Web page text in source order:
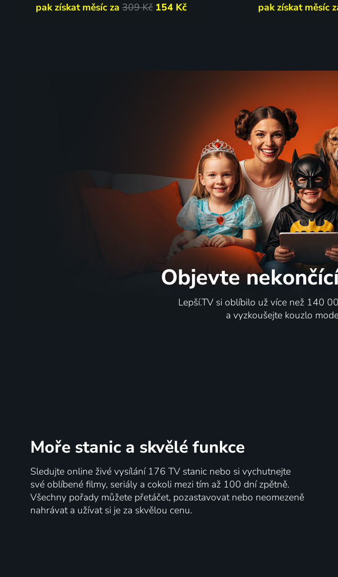
pak získat měsíc za309 Kč 154 Kč
pak získat měsíc
Objevte
Lepší.TV si oblíbilo už více než 140
a vyzkoušejte kouzlo
Moře stanic a skvělé funkce
Sledujte online živé vysílání 176 TV stanic nebo si vychutnejte
své oblíbené filmy, seriály a cokoli mezi tím až 100 dní zpětně.
Všechny pořady můžete přetáčet, pozastavovat nebo neomezeně
nahrávat a užívat si je za skvělou cenu.